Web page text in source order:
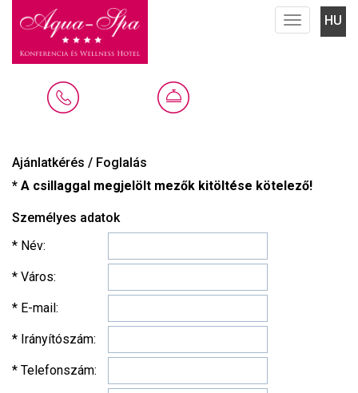
Menu HU
Ajánlatkérés / Foglalás
* A csillaggal megjelölt mezők kitöltése kötelező!
Személyes adatok
* Név:
* Város:
* E-mail:
* Irányítószám:
* Telefonszám: